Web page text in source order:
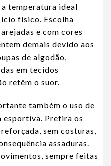
temperatura ideal
físico. Escolha
e com cores
demais devido aos
de algodão,
em tecidos
retêm o suor.
também o uso de
esportiva. Prefira os
sem costuras,
assaduras.
sempre feitas